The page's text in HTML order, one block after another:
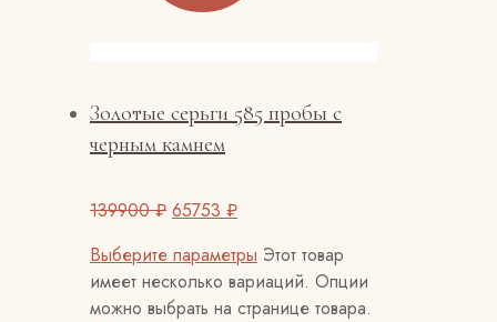
Золотые серьги 585 пробы с
черным камнем
139900₽ 65753 ₽
Выберите параметры Этот товар
имеет несколько вариаций. Опции
можно выбрать на странице товара.